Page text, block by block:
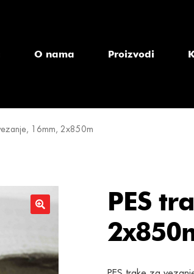
O nama Proizvodi
16mm, 2x850m
PES